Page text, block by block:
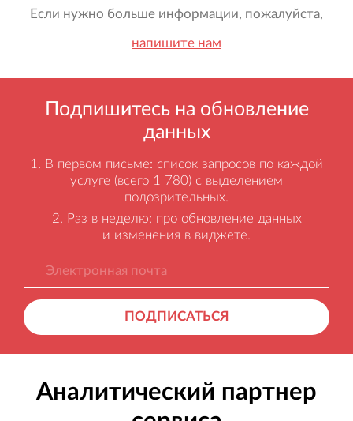
Если нужно больше информации, пожалуйста,
напишите нам
Подпишитесь на обновление
данных
В первом письме: список запросов по каждой
услуге (всего 1 780) с выделением
подозрительных.
Раз в неделю: про обновление данных
и изменения в виджете.
ПОДПИСАТЬСЯ
Аналитический партнер